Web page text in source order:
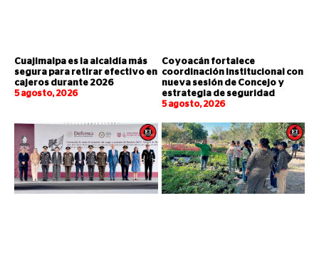
Cuajimalpa es la alcaldía más
segura para retirar efectivo en
cajeros durante 2026
5 agosto, 2026
Coyoacán fortalece
coordinación institucional con
nueva sesión de Concejo y
estrategia de seguridad
5 agosto, 2026